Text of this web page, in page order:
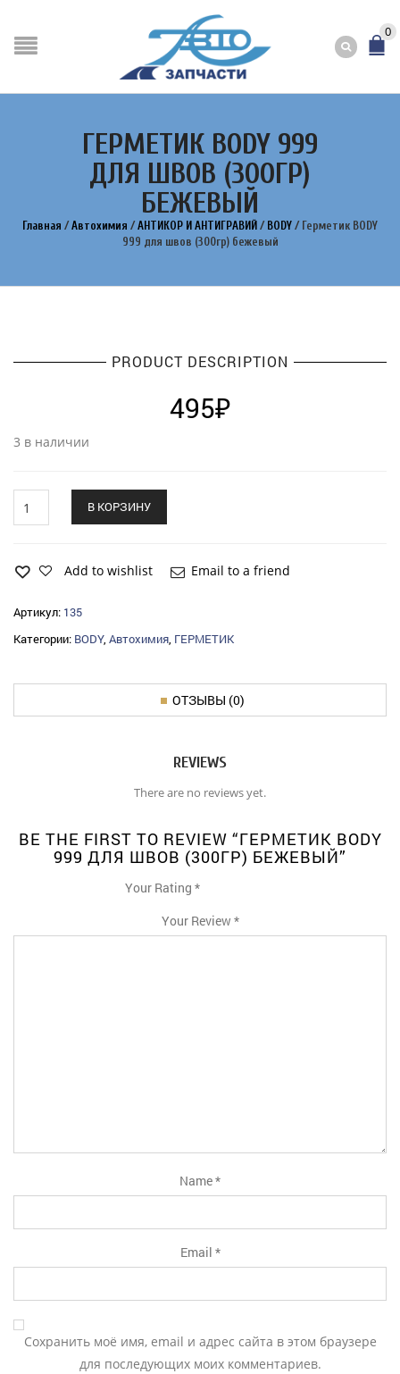
0
ГЕРМЕТИК BODY 999
ДЛЯ ШВОВ (300ГР)
БЕЖЕВЫЙ
Главная / Автохимия / АНТИКОР И АНТИГРАВИЙ / BODY / Герметик BODY
999 для швов (300гр) бежевый
PRODUCT DESCRIPTION
495₽
3 в наличии
BODY
швов
бежевый
quantity
В КОРЗИНУ
Add to wishlist Email to a friend
Артикул: 135
Категории: BODY, Автохимия, ГЕРМЕТИК
ОТЗЫВЫ (0)
REVIEWS
There are no reviews yet.
BE THE FIRST TO REVIEW “ГЕРМЕТИК BODY
999 ДЛЯ ШВОВ (300ГР) БЕЖЕВЫЙ”
Your Rating *
1 4
Your Review *
Name*
Email *
Сохранить моё имя, email и адрес сайта в этом браузере
для последующих моих комментариев.